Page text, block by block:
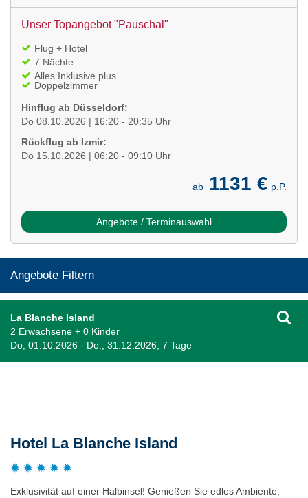
Unser Topangebot "Pauschal"
Flug + Hotel
7 Nächte
Alles Inklusive plus
Doppelzimmer
Hinflug ab Düsseldorf:
Do 08.10.2026 | 16:20 - 20:35 Uhr
Rückflug ab Izmir:
Do 15.10.2026 | 06:20 - 09:10 Uhr
ab 1131 € p.P.
Angebote / Terminauswahl
Angebote Filtern
La Blanche Island
2 Erwachsene + 0 Kinder
Do, 01.10.2026 - Do., 31.12.2026, 7 Tage
Hotel La Blanche Island
Exklusivität auf einer Halbinsel! Genießen Sie edles Ambiente,